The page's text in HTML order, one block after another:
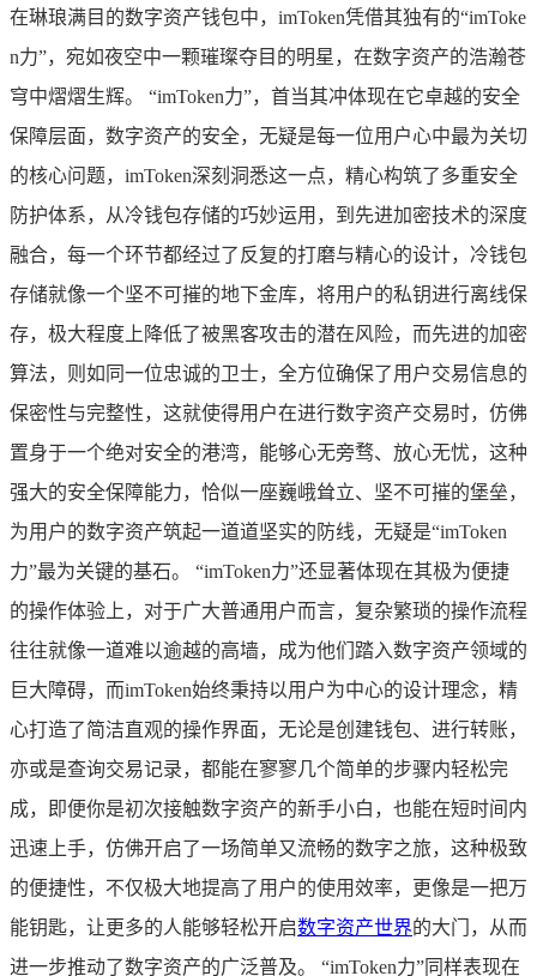
在琳琅满目的数字资产钱包中，imToken凭借其独有的“imToke
n力”，宛如夜空中一颗璀璨夺目的明星，在数字资产的浩瀚苍
穹中熠熠生辉。 “imToken力”，首当其冲体现在它卓越的安全
保障层面，数字资产的安全，无疑是每一位用户心中最为关切
的核心问题，imToken深刻洞悉这一点，精心构筑了多重安全
防护体系，从冷钱包存储的巧妙运用，到先进加密技术的深度
融合，每一个环节都经过了反复的打磨与精心的设计，冷钱包
存储就像一个坚不可摧的地下金库，将用户的私钥进行离线保
存，极大程度上降低了被黑客攻击的潜在风险，而先进的加密
算法，则如同一位忠诚的卫士，全方位确保了用户交易信息的
保密性与完整性，这就使得用户在进行数字资产交易时，仿佛
置身于一个绝对安全的港湾，能够心无旁骛、放心无忧，这种
强大的安全保障能力，恰似一座巍峨耸立、坚不可摧的堡垒，
为用户的数字资产筑起一道道坚实的防线，无疑是“imToken
力”最为关键的基石。 “imToken力”还显著体现在其极为便捷
的操作体验上，对于广大普通用户而言，复杂繁琐的操作流程
往往就像一道难以逾越的高墙，成为他们踏入数字资产领域的
巨大障碍，而imToken始终秉持以用户为中心的设计理念，精
心打造了简洁直观的操作界面，无论是创建钱包、进行转账，
亦或是查询交易记录，都能在寥寥几个简单的步骤内轻松完
成，即便你是初次接触数字资产的新手小白，也能在短时间内
迅速上手，仿佛开启了一场简单又流畅的数字之旅，这种极致
的便捷性，不仅极大地提高了用户的使用效率，更像是一把万
能钥匙，让更多的人能够轻松开启数字资产世界的大门，从而
进一步推动了数字资产的广泛普及。 “imToken力”同样表现在